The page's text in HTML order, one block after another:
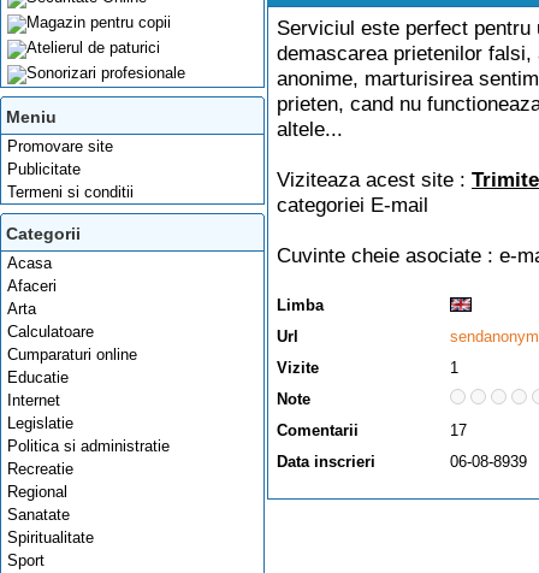
Meniu
Promovare site
Publicitate
Termeni si conditii
Categorii
Acasa
Afaceri
Arta
Calculatoare
Cumparaturi online
Educatie
Internet
Legislatie
Politica si administratie
Recreatie
Regional
Sanatate
Spiritualitate
Sport
Serviciul este perfect pentru
demascarea prietenilor
anonime, marturisirea
prieten, cand nu
altele...
Viziteaza acest site :
categoriei E-mail
Cuvinte cheie asociate : e-
Limba
Url
Vizite
1
Note
Comentarii
17
Data inscrieri
06-08-8939